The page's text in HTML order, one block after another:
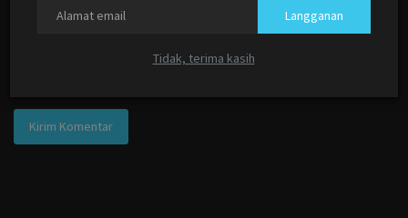
Langganan
Tidak, terima kasih
Kirim Komentar